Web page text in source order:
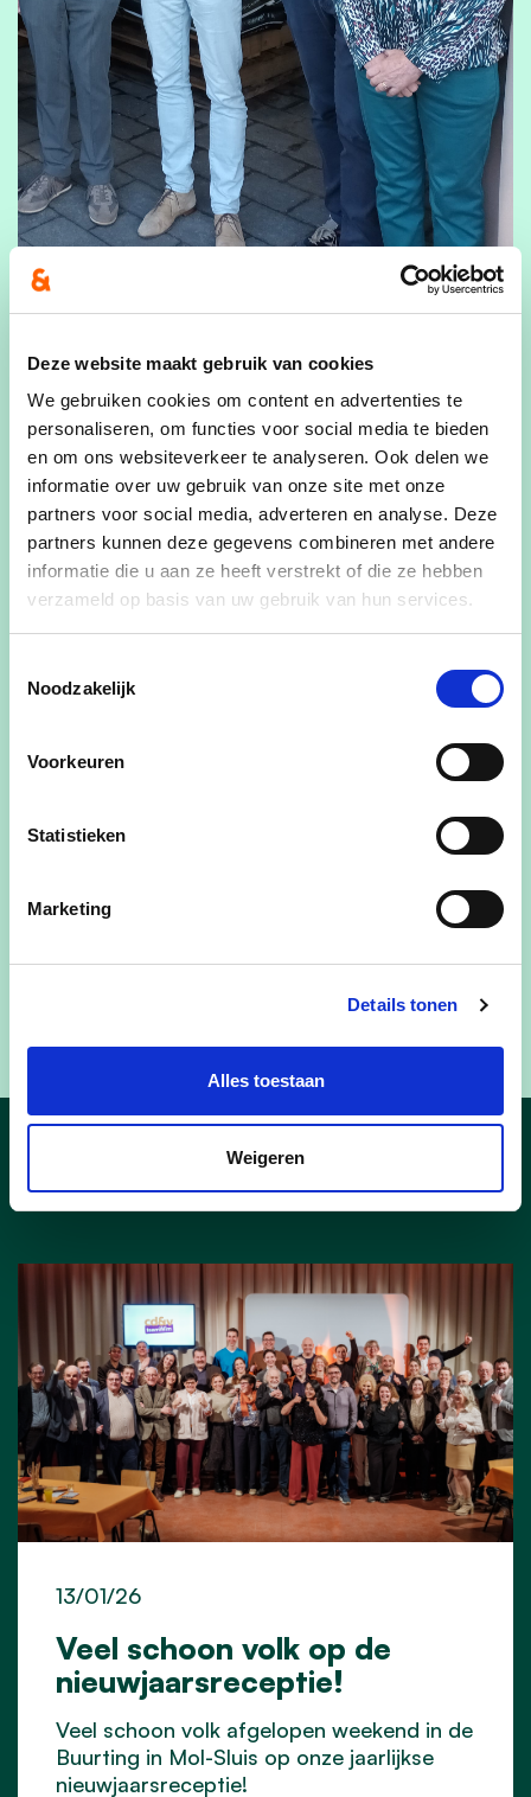
Deze website maakt gebruik van cookies
We gebruiken cookies om content en advertenties te
personaliseren, om functies voor social media te bieden
en om ons websiteverkeer te analyseren. Ook delen we
informatie over uw gebruik van onze site met onze
partners voor social media, adverteren en analyse. Deze
partners kunnen deze gegevens combineren met andere
informatie die u aan ze heeft verstrekt of die ze hebben
verzameld op basis van uw gebruik van hun services.
Noodzakelijk
Voorkeuren
Statistieken
Marketing
Details tonen
Alles toestaan
Weigeren
Nieuws
Veel schoon volk op de
nieuwjaarsreceptie!
13/01/26
Veel schoon volk afgelopen weekend in de
Buurting in Mol-Sluis op onze jaarlijkse
nieuwjaarsreceptie!